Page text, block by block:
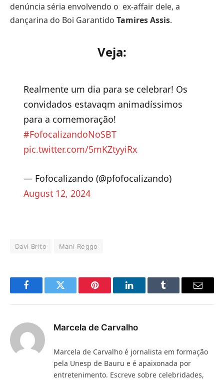
denúncia séria envolvendo o ex-affair dele, a
dançarina do Boi Garantido Tamires Assis.
Veja:
Realmente um dia para se celebrar! Os
convidados estavaqm animadíssimos
para a comemoração!
#FofocalizandoNoSBT
pic.twitter.com/5mKZtyyiRx
— Fofocalizando (@pfofocalizando)
August 12, 2024
Davi Brito Mani Reggo
FacebookTwitter Pinterest LinkedInTumblr
E-
Marcela de Carvalho
Marcela de Carvalho é jornalista em formação
pela Unesp de Bauru e é apaixonada por
entretenimento. Escreve sobre celebridades,